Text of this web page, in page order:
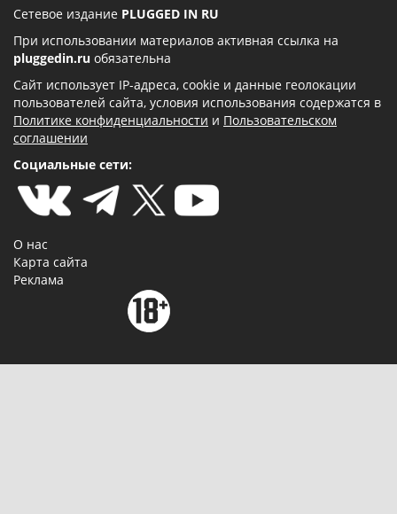
Сетевое издание PLUGGED IN RU
При использовании материалов активная ссылка на
pluggedin.ru обязательна
Сайт использует IP-адреса, cookie и данные геолокации
пользователей сайта, условия использования содержатся в
Политике конфиденциальности и Пользовательском
соглашении
Социальные сети:
О нас
Карта сайта
Реклама